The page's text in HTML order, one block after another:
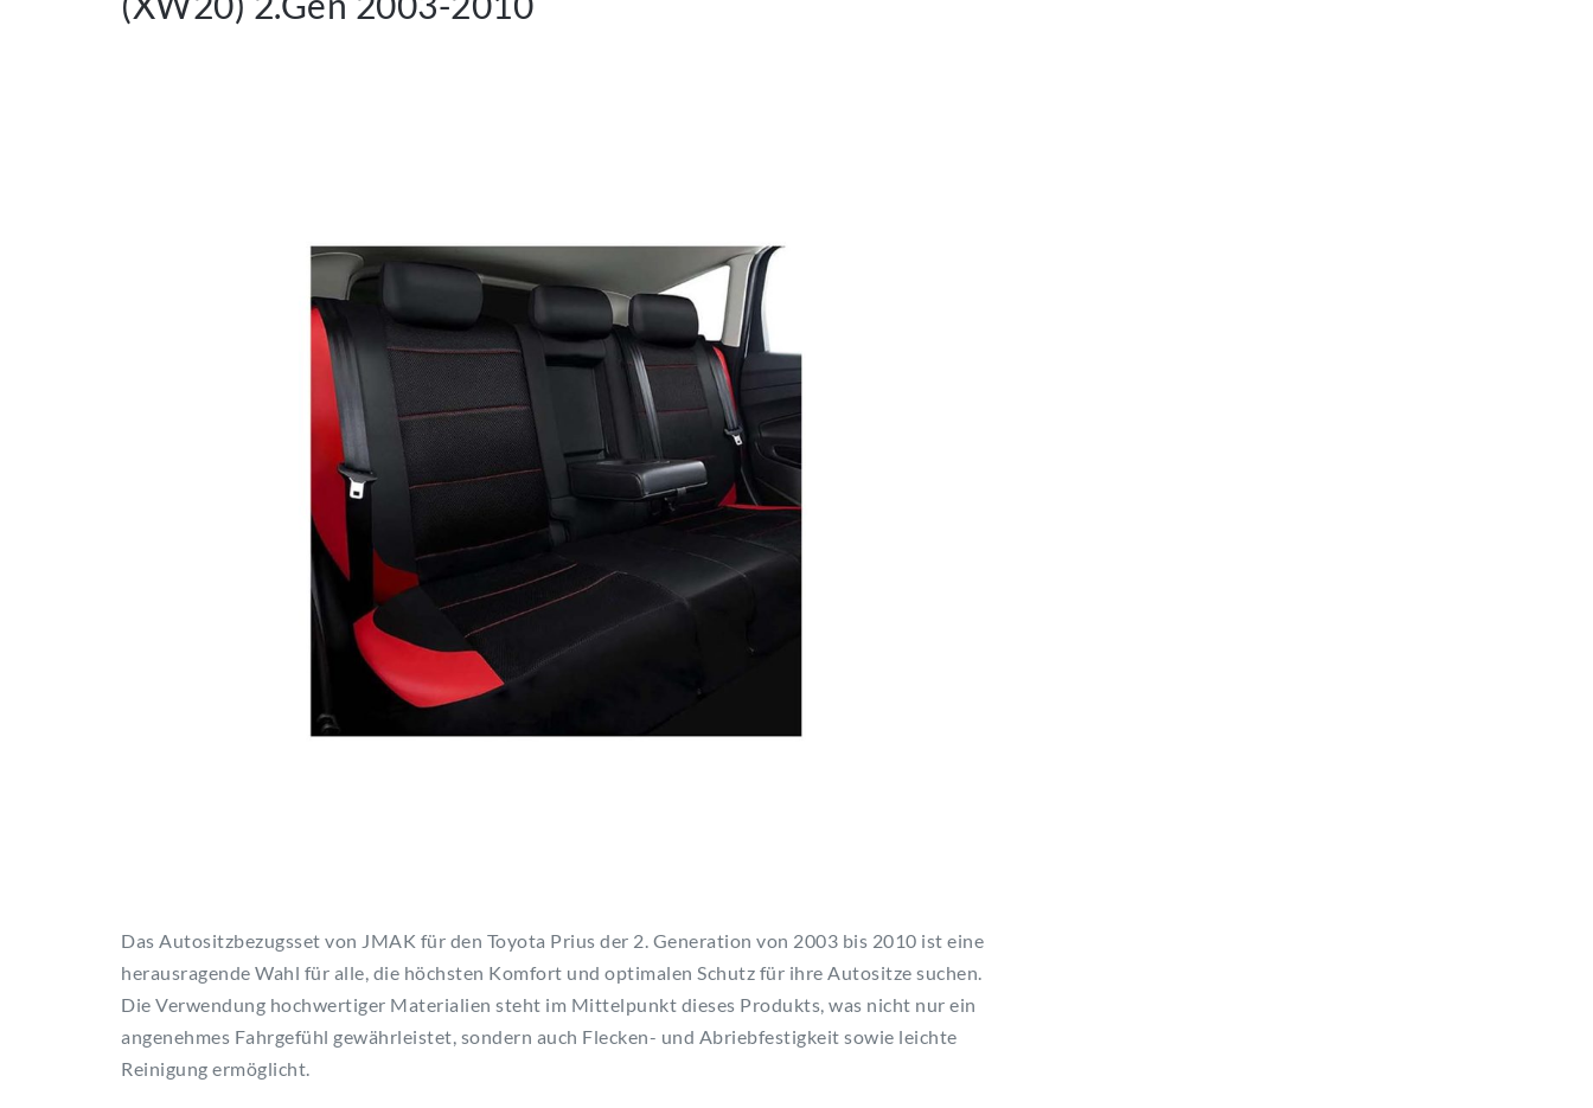
Das Autositzbezugsset von JMAK für den Toyota Prius der 2. Generation von 2003 bis 2010 ist eine
herausragende Wahl für alle, die höchsten Komfort und optimalen Schutz für ihre Autositze suchen.
Die Verwendung hochwertiger Materialien steht im Mittelpunkt dieses Produkts, was nicht nur ein
angenehmes Fahrgefühl gewährleistet, sondern auch Flecken- und Abriebfestigkeit sowie leichte
Reinigung ermöglicht.